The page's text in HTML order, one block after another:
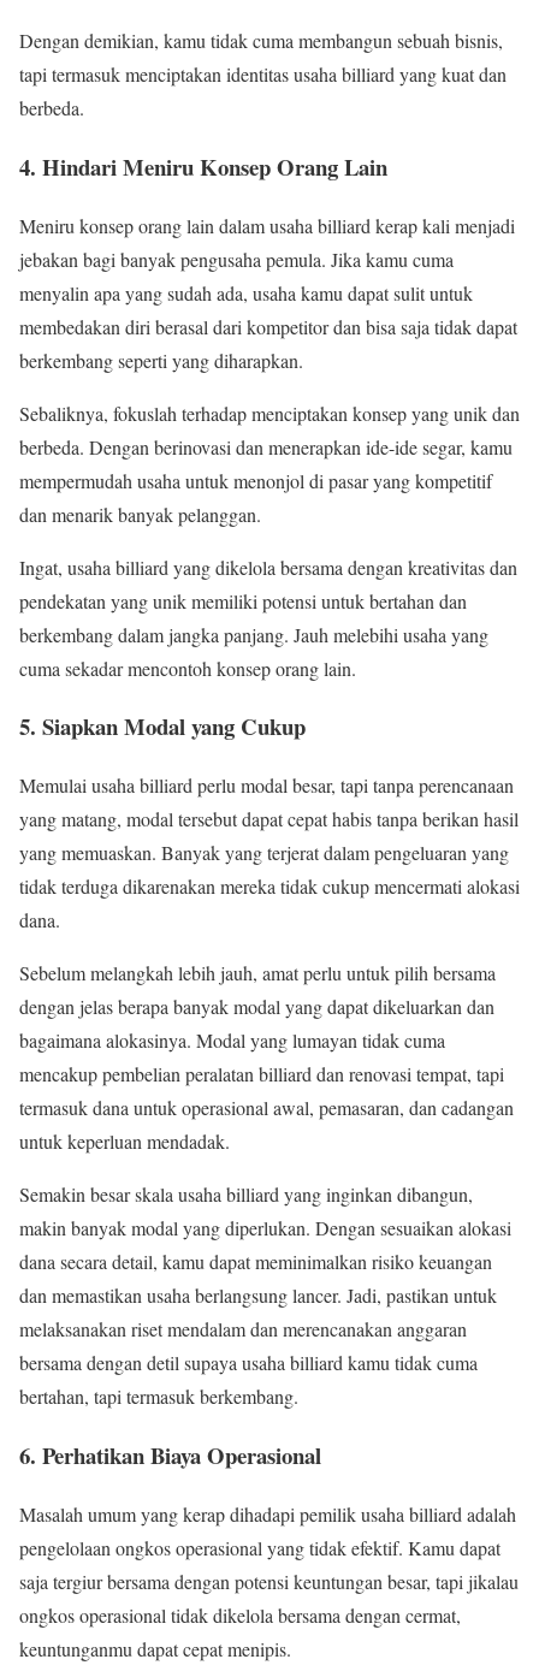
Dengan demikian, kamu tidak cuma membangun sebuah bisnis,
tapi termasuk menciptakan identitas usaha billiard yang kuat dan
berbeda.
4. Hindari Meniru Konsep Orang Lain
Meniru konsep orang lain dalam usaha billiard kerap kali menjadi
jebakan bagi banyak pengusaha pemula. Jika kamu cuma
menyalin apa yang sudah ada, usaha kamu dapat sulit untuk
membedakan diri berasal dari kompetitor dan bisa saja tidak dapat
berkembang seperti yang diharapkan.
Sebaliknya, fokuslah terhadap menciptakan konsep yang unik dan
berbeda. Dengan berinovasi dan menerapkan ide-ide segar, kamu
mempermudah usaha untuk menonjol di pasar yang kompetitif
dan menarik banyak pelanggan.
Ingat, usaha billiard yang dikelola bersama dengan kreativitas dan
pendekatan yang unik memiliki potensi untuk bertahan dan
berkembang dalam jangka panjang. Jauh melebihi usaha yang
cuma sekadar mencontoh konsep orang lain.
5. Siapkan Modal yang Cukup
Memulai usaha billiard perlu modal besar, tapi tanpa perencanaan
yang matang, modal tersebut dapat cepat habis tanpa berikan hasil
yang memuaskan. Banyak yang terjerat dalam pengeluaran yang
tidak terduga dikarenakan mereka tidak cukup mencermati alokasi
dana.
Sebelum melangkah lebih jauh, amat perlu untuk pilih bersama
dengan jelas berapa banyak modal yang dapat dikeluarkan dan
bagaimana alokasinya. Modal yang lumayan tidak cuma
mencakup pembelian peralatan billiard dan renovasi tempat, tapi
termasuk dana untuk operasional awal, pemasaran, dan cadangan
untuk keperluan mendadak.
Semakin besar skala usaha billiard yang inginkan dibangun,
makin banyak modal yang diperlukan. Dengan sesuaikan alokasi
dana secara detail, kamu dapat meminimalkan risiko keuangan
dan memastikan usaha berlangsung lancer. Jadi, pastikan untuk
melaksanakan riset mendalam dan merencanakan anggaran
bersama dengan detil supaya usaha billiard kamu tidak cuma
bertahan, tapi termasuk berkembang.
6. Perhatikan Biaya Operasional
Masalah umum yang kerap dihadapi pemilik usaha billiard adalah
pengelolaan ongkos operasional yang tidak efektif. Kamu dapat
saja tergiur bersama dengan potensi keuntungan besar, tapi jikalau
ongkos operasional tidak dikelola bersama dengan cermat,
keuntunganmu dapat cepat menipis.